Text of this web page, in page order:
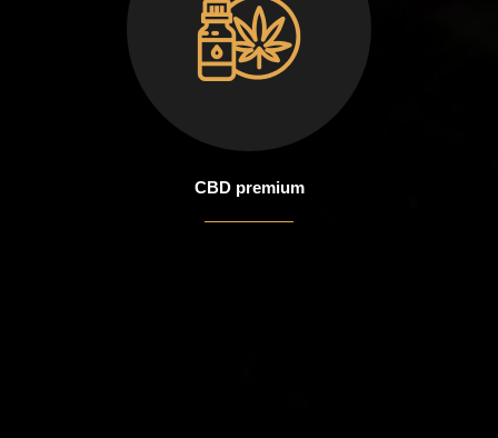
CBD premium